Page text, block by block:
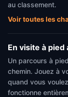
au classement.
Voir toutes les
En visite à pied
Un parcours à
chemin. Jouez à
quand vous
fonctionne